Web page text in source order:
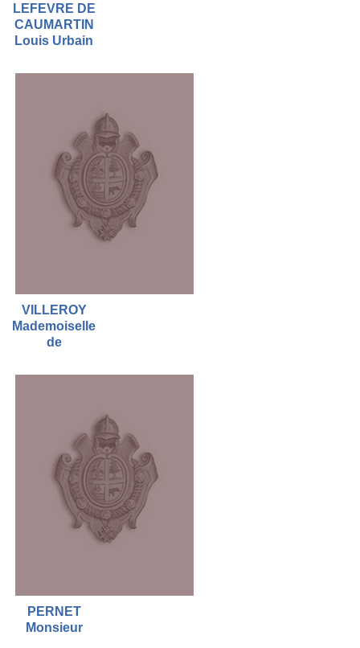
LEFEVRE DE
CAUMARTIN
Louis Urbain
VILLEROY
Mademoiselle
de
PERNET
Monsieur